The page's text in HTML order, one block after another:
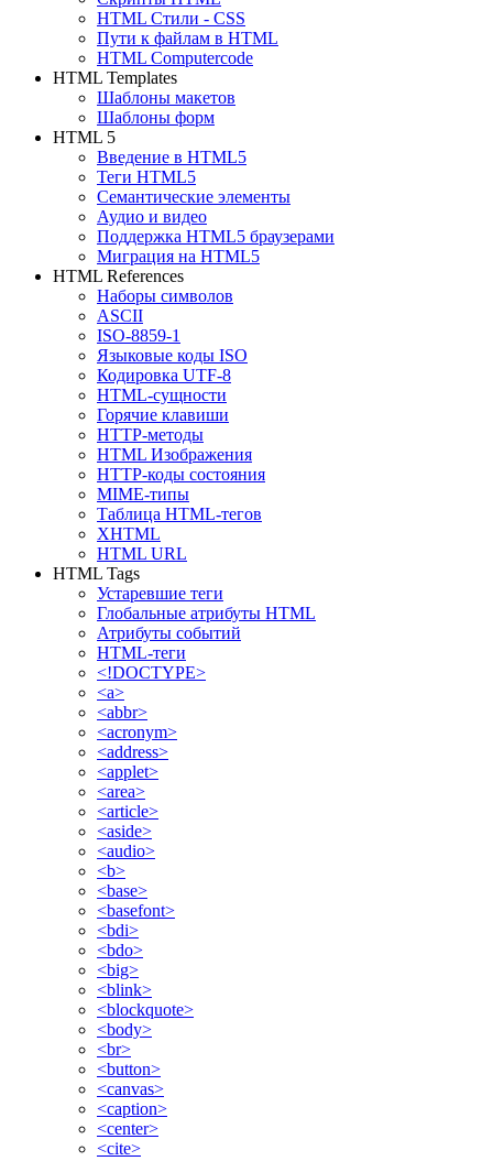
HTML Стили - CSS
Пути к файлам в HTML
HTML Computercode
HTML Templates
Шаблоны макетов
Шаблоны форм
HTML 5
Введение в HTML5
Теги HTML5
Семантические элементы
Аудио и видео
Поддержка HTML5 браузерами
Миграция на HTML5
HTML References
Наборы символов
ASCII
ISO-8859-1
Языковые коды ISO
Кодировка UTF-8
HTML-сущности
Горячие клавиши
HTTP-методы
HTML Изображения
HTTP-коды состояния
MIME-типы
Таблица HTML-тегов
XHTML
HTML URL
HTML Tags
Устаревшие теги
Глобальные атрибуты HTML
Атрибуты событий
HTML-теги
<!DOCTYPE>
<a>
<abbr>
<acronym>
<address>
<applet>
<area>
<article>
<aside>
<audio>
<b>
<base>
<basefont>
<bdi>
<bdo>
<big>
<blink>
<blockquote>
<body>
<br>
<button>
<canvas>
<caption>
<center>
<cite>